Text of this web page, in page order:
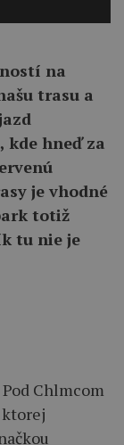
na
trasu a
kde hneď za
je vhodné
totiž
tu nie je
Chlmcom
ktorej